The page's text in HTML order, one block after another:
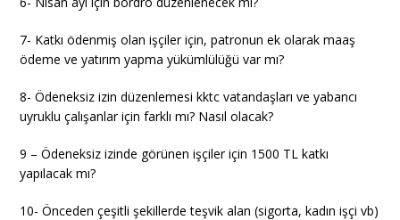
7- Katkı ödenmiş olan işçiler için, patronun ek olarak maaş
ödeme ve yatırım yapma yükümlülüğü var mı?
8- Ödeneksiz izin düzenlemesi kktc vatandaşları ve yabancı
uyruklu çalışanlar için farklı mı? Nasıl olacak?
9 – Ödeneksiz izinde görünen işçiler için 1500 TL katkı
yapılacak mı?
10- Önceden çeşitli şekillerde teşvik alan (sigorta, kadın işçi vb)